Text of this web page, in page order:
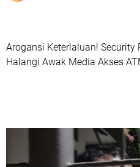
Arogansi Keterlaluan! Security
Halangi Awak Media Akses